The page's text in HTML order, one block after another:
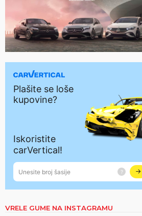
VRELE GUME NA INSTAGRAMU